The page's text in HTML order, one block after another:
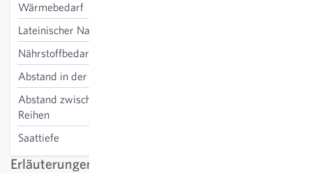
Wärmebedarf
Lateinischer Name
Nährstoffbedarf
Abstand in der Reihe
Abstand zwischen den
Reihen
Saattiefe
Erläuterungen